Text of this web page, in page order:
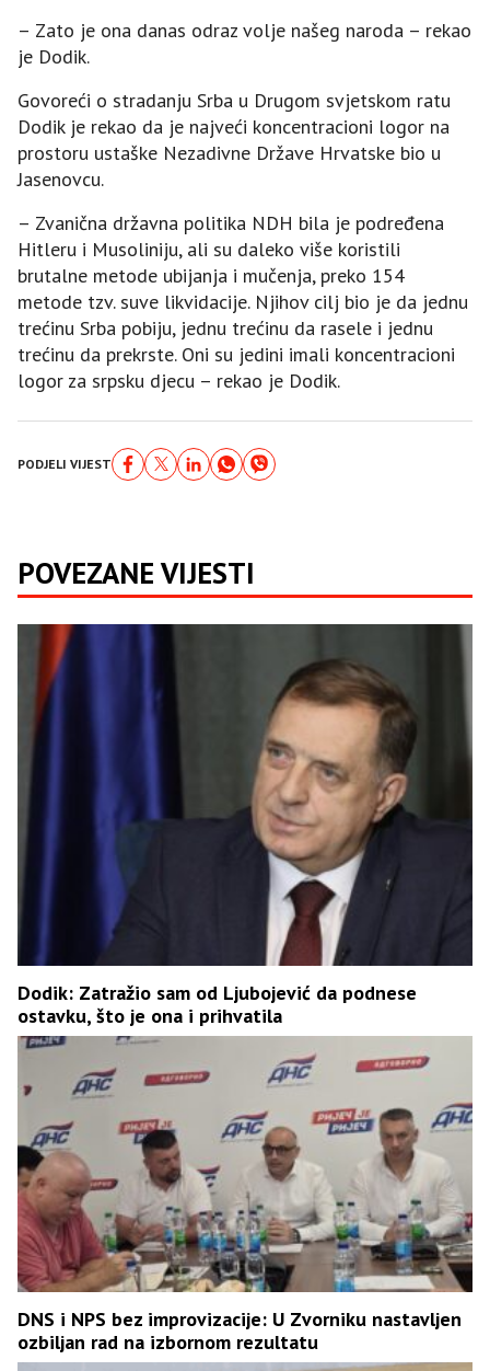
– Zato je ona danas odraz volje našeg naroda – rekao
je Dodik.
Govoreći o stradanju Srba u Drugom svjetskom ratu
Dodik je rekao da je najveći koncentracioni logor na
prostoru ustaške Nezadivne Države Hrvatske bio u
Јasenovcu.
– Zvanična državna politika NDH bila je podređena
Hitleru i Musoliniju, ali su daleko više koristili
brutalne metode ubijanja i mučenja, preko 154
metode tzv. suve likvidacije. Njihov cilj bio je da jednu
trećinu Srba pobiju, jednu trećinu da rasele i jednu
trećinu da prekrste. Oni su jedini imali koncentracioni
logor za srpsku djecu – rekao je Dodik.
PODJELI VIJEST
POVEZANE VIJESTI
Dodik: Zatražio sam od Ljubojević da podnese
ostavku, što je ona i prihvatila
DNS i NPS bez improvizacije: U Zvorniku nastavljen
ozbiljan rad na izbornom rezultatu